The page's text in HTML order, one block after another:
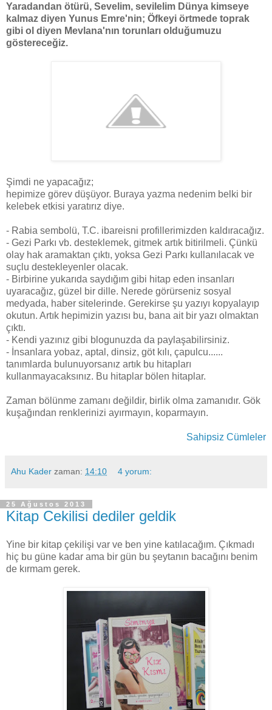
Yaradandan ötürü, Sevelim, sevilelim Dünya kimseye
kalmaz diyen Yunus Emre'nin; Öfkeyi örtmede toprak
gibi ol diyen Mevlana'nın torunları olduğumuzu
göstereceğiz.
Şimdi ne yapacağız;
hepimize görev düşüyor. Buraya yazma nedenim belki bir
kelebek etkisi yaratırız diye.
- Rabia sembolü, T.C. ibareisni profillerimizden kaldıracağız.
- Gezi Parkı vb. desteklemek, gitmek artık bitirilmeli. Çünkü
olay hak aramaktan çıktı, yoksa Gezi Parkı kullanılacak ve
suçlu destekleyenler olacak.
- Birbirine yukarıda saydığım gibi hitap eden insanları
uyaracağız, güzel bir dille. Nerede görürseniz sosyal
medyada, haber sitelerinde. Gerekirse şu yazıyı kopyalayıp
okutun. Artık hepimizin yazısı bu, bana ait bir yazı olmaktan
çıktı.
- Kendi yazınız gibi blogunuzda da paylaşabilirsiniz.
- İnsanlara yobaz, aptal, dinsiz, göt kılı, çapulcu......
tanımlarda bulunuyorsanız artık bu hitapları
kullanmayacaksınız. Bu hitaplar bölen hitaplar.
Zaman bölünme zamanı değildir, birlik olma zamanıdır. Gök
kuşağından renklerinizi ayırmayın, koparmayın.
Sahipsiz Cümleler
Ahu Kader zaman: 14:10 4 yorum:
25 Ağustos 2013
Kitap Cekilisi dediler geldik
Yine bir kitap çekilişi var ve ben yine katılacağım. Çıkmadı
hiç bu güne kadar ama bir gün bu şeytanın bacağını benim
de kırmam gerek.